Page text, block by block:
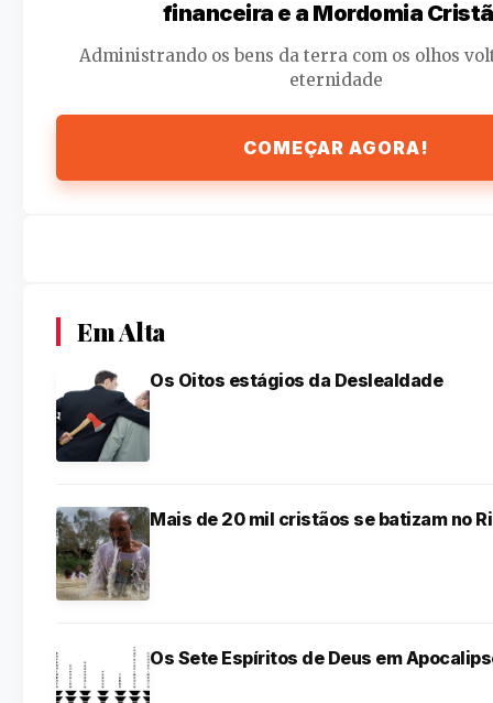
financeira e a Mordomia
Administrando os bens da terra com os olhos
eternidade
COMEÇAR AGORA!
Em Alta
Os Oitos estágios da Deslealdade
Mais de 20 mil cristãos se batizam no
Os Sete Espíritos de Deus em